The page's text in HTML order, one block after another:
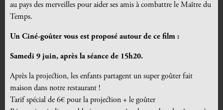
au pays des merveilles pour aider ses amis à combattre le Maître du
Temps.
Un Ciné-goûter vous est proposé autour de ce film :
Samedi 9 juin, après la séance de 15h20.
Après la projection, les enfants partagent un super goûter fait
maison dans notre restaurant !
Tarif spécial de 6€ pour la projection + le goûter